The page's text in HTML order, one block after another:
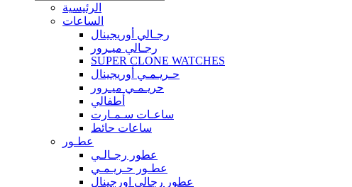
الرئيسية
الساعات
رجـالي أوريجينال
رجـالي ميـرور
SUPER CLONE WATCHES
حـريـمـي أوريجينال
حريـمـي ميـرور
أطفالي
ساعـات سـمـارت
ساعات حائط
عطـور
عطور رجـالـي
عطـور حـريـمـي
عطور رجالي اورجينال